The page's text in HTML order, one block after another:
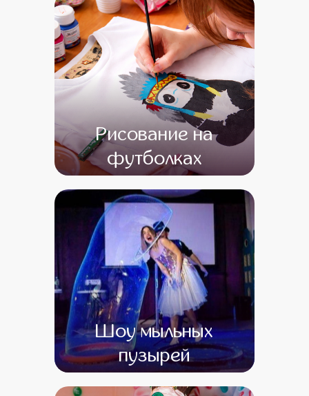
Рисование на
футболках
от 13 600 от 1
Шоу мыльных
пузырей
от 0 от 0